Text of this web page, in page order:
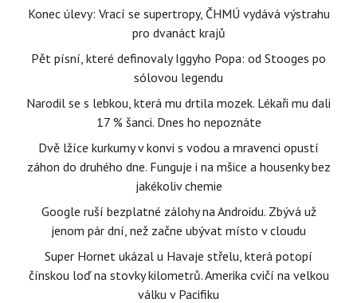
Konec úlevy: Vrací se supertropy, ČHMÚ vydává výstrahu
pro dvanáct krajů
Pět písní, které definovaly Iggyho Popa: od Stooges po
sólovou legendu
Narodil se s lebkou, která mu drtila mozek. Lékaři mu dali
17 % šanci. Dnes ho nepoznáte
Dvě lžíce kurkumy v konvi s vodou a mravenci opustí
záhon do druhého dne. Funguje i na mšice a housenky bez
jakékoliv chemie
Google ruší bezplatné zálohy na Androidu. Zbývá už
jenom pár dní, než začne ubývat místo v cloudu
Super Hornet ukázal u Havaje střelu, která potopí
čínskou loď na stovky kilometrů. Amerika cvičí na velkou
válku v Pacifiku